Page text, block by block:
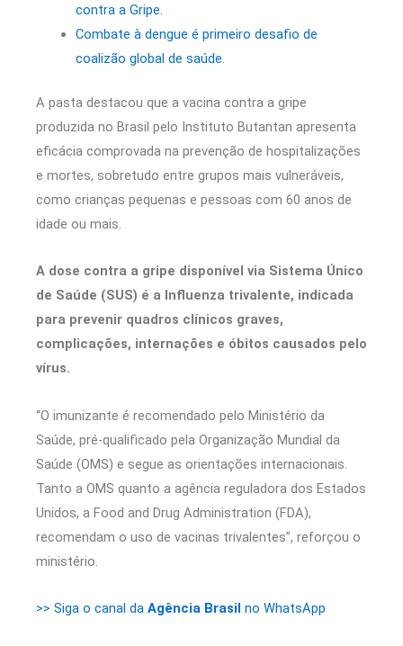
contra a Gripe.
Combate à dengue é primeiro desafio de
coalizão global de saúde.
A pasta destacou que a vacina contra a gripe
produzida no Brasil pelo Instituto Butantan apresenta
eficácia comprovada na prevenção de hospitalizações
e mortes, sobretudo entre grupos mais vulneráveis,
como crianças pequenas e pessoas com 60 anos de
idade ou mais.
A dose contra a gripe disponível via Sistema Único
de Saúde (SUS) é a Influenza trivalente, indicada
para prevenir quadros clínicos graves,
complicações, internações e óbitos causados pelo
vírus.
“O imunizante é recomendado pelo Ministério da
Saúde, pré-qualificado pela Organização Mundial da
Saúde (OMS) e segue as orientações internacionais.
Tanto a OMS quanto a agência reguladora dos Estados
Unidos, a Food and Drug Administration (FDA),
recomendam o uso de vacinas trivalentes”, reforçou o
ministério.
>> Siga o canal da Agência Brasil no WhatsApp